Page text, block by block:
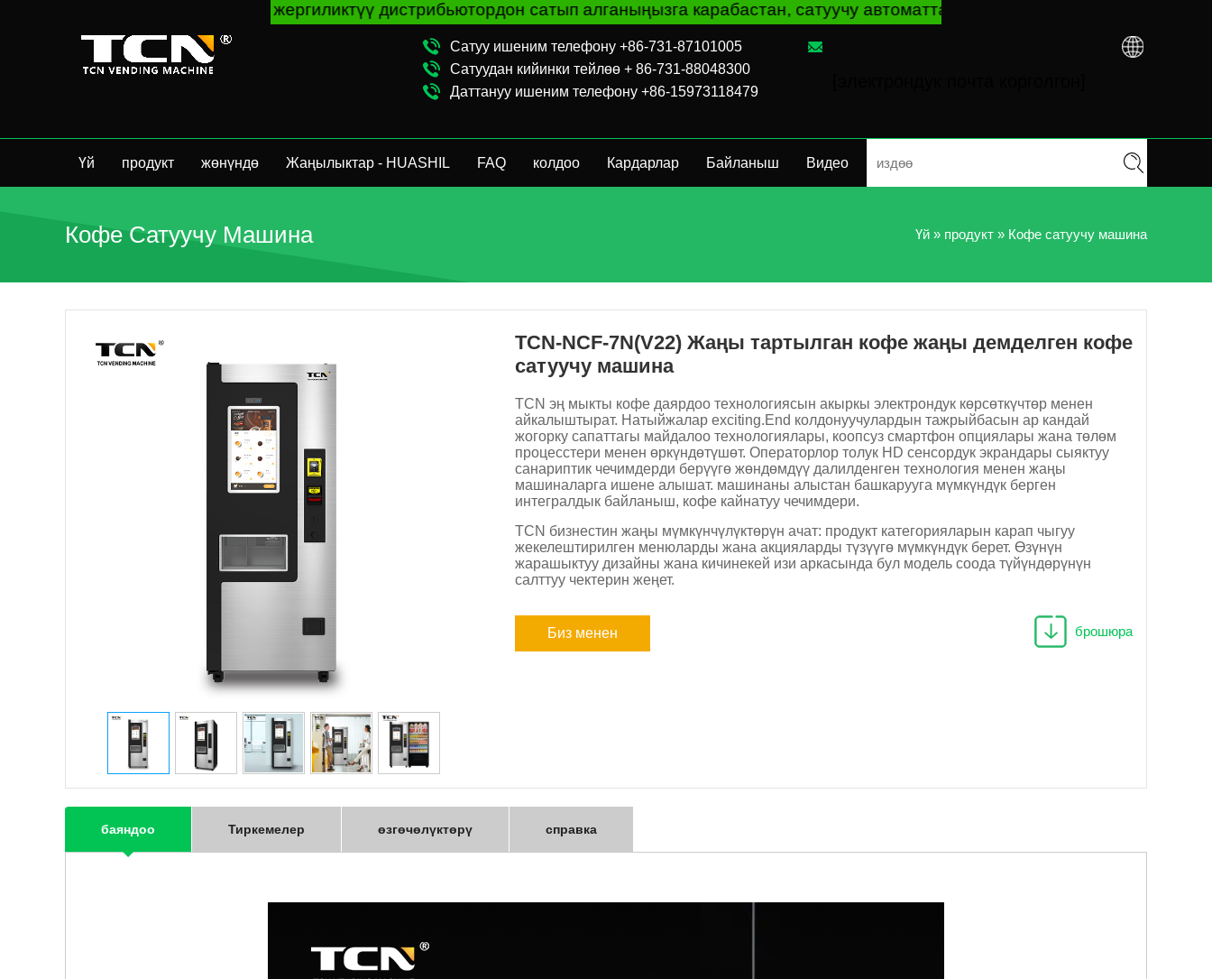
Сатуу ишеним телефону +86-731-87101005
Сатуудан кийинки тейлөө + 86-731-88048300
Даттануу ишеним телефону +86-15973118479
Үй продукт жөнүндө Жаңылыктар - HUASHIL FAQ колдоо Кардарлар Байланыш Видео
Кофе Сатуучу Машина Үй » продукт » Кофе сатуучу машина
TCN-NCF-7N(V22) Жаңы тартылган кофе жаңы демделген кофе
сатуучу машина
TCN эң мыкты кофе даярдоо технологиясын акыркы электрондук көрсөткүчтөр менен
айкалыштырат. Натыйжалар exciting.End колдонуучулардын тажрыйбасын ар кандай
жогорку сапаттагы майдалоо технологиялары, коопсуз смартфон опциялары жана төлөм
процесстери менен өркүндөтүшөт. Операторлор толук HD сенсордук экрандары сыяктуу
санариптик чечимдерди берүүгө жөндөмдүү далилденген технология менен жаңы
машиналарга ишене алышат. машинаны алыстан башкарууга мүмкүндүк берген
интегралдык байланыш, кофе кайнатуу чечимдери.
TCN бизнестин жаңы мүмкүнчүлүктөрүн ачат: продукт категорияларын карап чыгуу
жекелештирилген менюларды жана акцияларды түзүүгө мүмкүндүк берет. Өзүнүн
жарашыктуу дизайны жана кичинекей изи аркасында бул модель соода түйүндөрүнүн
салттуу чектерин жеңет.
Биз менен брошюра
баяндоо Тиркемелер өзгөчөлүктөрү справка
же жергиликтүү дистрибьютордон сатып алганыңызга карабастан, сатуучу автоматтар боюнча жетекчилик жана көйгөйлөрдү чечүү